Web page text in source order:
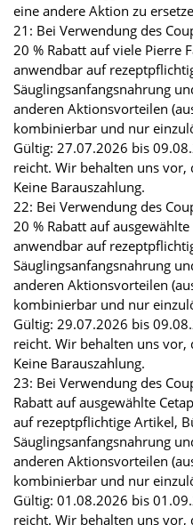
eine andere Aktion zu
21: Bei Verwendung des
20 % Rabatt auf viele Pierre
anwendbar auf
Säuglingsanfangsnahrung
anderen Aktionsvorteilen
kombinierbar und nur
Gültig: 27.07.2026 bis
reicht. Wir behalten uns
Keine Barauszahlung.
22: Bei Verwendung des
20 % Rabatt auf
anwendbar auf
Säuglingsanfangsnahrung
anderen Aktionsvorteilen
kombinierbar und nur
Gültig: 29.07.2026 bis
reicht. Wir behalten uns
Keine Barauszahlung.
23: Bei Verwendung des
Rabatt auf ausgewählte
auf rezeptpflichtige Artikel,
Säuglingsanfangsnahrung
anderen Aktionsvorteilen
kombinierbar und nur
Gültig: 01.08.2026 bis
reicht. Wir behalten uns